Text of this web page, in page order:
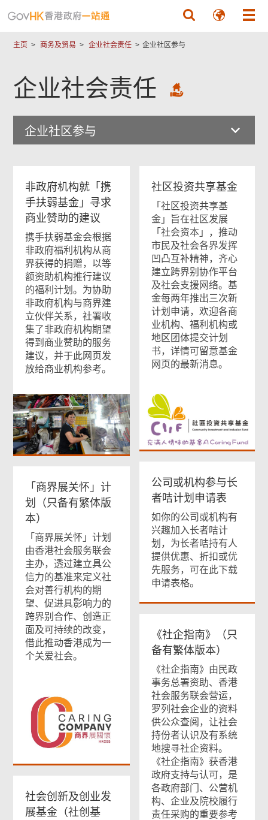
主页 商务及贸易 企业社会责任 企业社区参与
企业社会责任
企业社区参与
非政府机构就「携
手扶弱基金」寻求
商业赞助的建议
携手扶弱基金会根据
非政府福利机构从商
界获得的捐赠，以等
额资助机构推行建议
的福利计划。为协助
非政府机构与商界建
立伙伴关系，社署收
集了非政府机构期望
得到商业赞助的服务
建议，并于此网页发
放给商业机构参考。
社区投资共享基金
「社区投资共享基
金」旨在社区发展
「社会资本」，推动
市民及社会各界发挥
凹凸互补精神，齐心
建立跨界别协作平台
及社会支援网络。基
金每两年推出三次新
计划申请，欢迎各商
业机构、福利机构或
地区团体提交计划
书，详情可留意基金
网页的最新消息。
公司或机构参与长
者咭计划申请表
如你的公司或机构有
兴趣加入长者咭计
划，为长者咭持有人
提供优惠、折扣或优
先服务，可在此下载
申请表格。
「商界展关怀」计
划（只备有繁体版
本）
「商界展关怀」计划
由香港社会服务联会
主办，透过建立具公
信力的基准来定义社
会对善行机构的期
望、促进具影响力的
跨界别合作、创造正
面及可持续的改变，
借此推动香港成为一
个关爱社会。
《社企指南》（只
备有繁体版本）
《社企指南》由民政
事务总署资助、香港
社会服务联会营运，
罗列社会企业的资料
供公众查阅，让社会
持份者认识及有系统
地搜寻社企资料。
《社企指南》获香港
政府支持与认可，是
各政府部门、公营机
构、企业及院校履行
责任采购的重要参考
社会创新及创业发
展基金（社创基